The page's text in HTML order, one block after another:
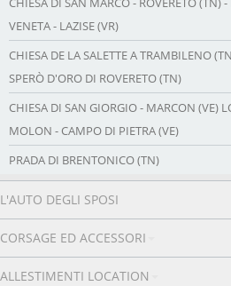
VENETA - LAZISE (VR)
CHIESA DE LA SALETTE A TRAMBILENO
SPERÒ D'ORO DI ROVERETO (TN)
CHIESA DI SAN GIORGIO - MARCON (VE)
MOLON - CAMPO DI PIETRA (VE)
PRADA DI BRENTONICO (TN)
L'AUTO DEGLI SPOSI
CORSAGE ED ACCESSORI
ALLESTIMENTI LOCATION